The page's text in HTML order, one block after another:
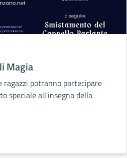
Magia
potranno partecipare
speciale all'insegna della